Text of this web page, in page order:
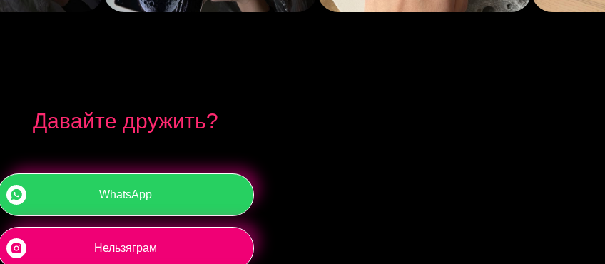
Давайте дружить?
WhatsApp
Нельзяграм